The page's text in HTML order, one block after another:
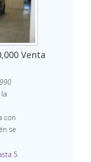
Venta
con
se
5